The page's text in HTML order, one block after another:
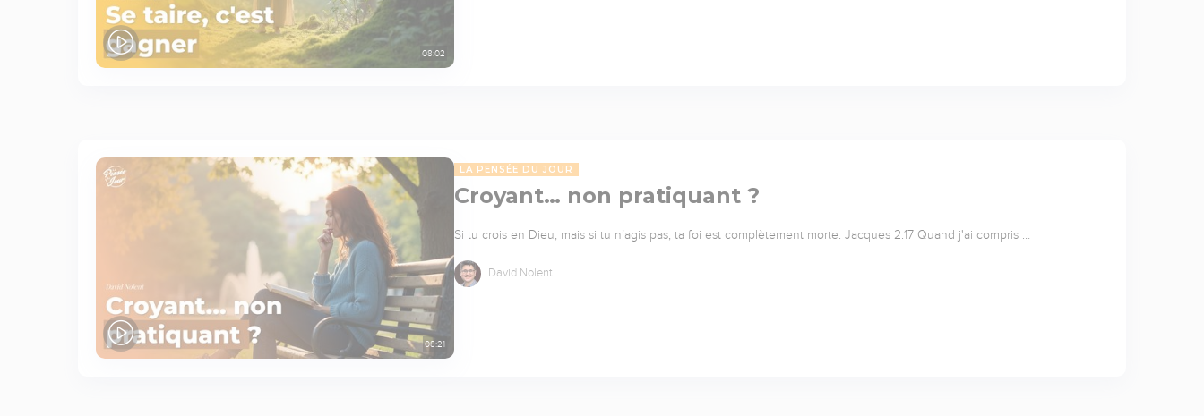
08:02
08:21
LA PENSÉE DU JOUR
Croyant… non pratiquant ?
Si tu crois en Dieu, mais si tu n’agis pas, ta foi est complètement morte. Jacques 2.17 Quand j'ai compris …
David Nolent